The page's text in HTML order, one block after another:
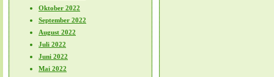
Oktober 2022
September 2022
August 2022
Juli 2022
Juni 2022
Mai 2022